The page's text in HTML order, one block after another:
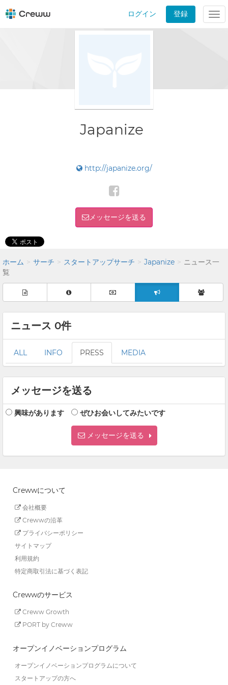
ログイン 登録
Japanize
http://japanize.org/
メッセージを送る
ホーム サーチ スタートアップサーチ Japanize
ニュース一
覧
ニュース 0件
ALL INFO PRESS MEDIA
メッセージを送る
興味があります ぜひお会いしてみたいです
メッセージを送る
Crewwについて
会社概要
Crewwの沿革
プライバシーポリシー
サイトマップ
利用規約
特定商取引法に基づく表記
Crewwのサービス
Creww Growth
PORT by Creww
オープンイノベーションプログラム
オープンイノベーションプログラムについて
スタートアップの方へ